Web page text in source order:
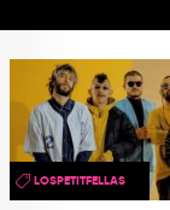
LOSPETITFELLAS